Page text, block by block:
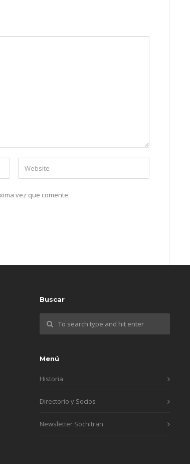
vez que comente.
Buscar
Menú
Historia
Directorio y Socios
Newsletter Sochitran